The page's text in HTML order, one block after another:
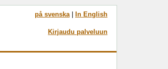
på svenska| In English
Kirjaudu palveluun